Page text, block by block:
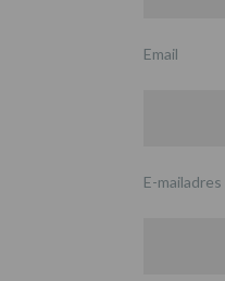
Email
E-mailadres